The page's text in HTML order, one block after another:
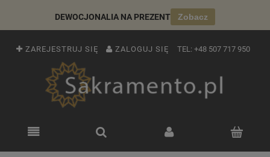
DEWOCJONALIA NA PREZENT Zobacz
ZAREJESTRUJ SIĘ ZALOGUJ SIĘ TEL: +48 507 717 950